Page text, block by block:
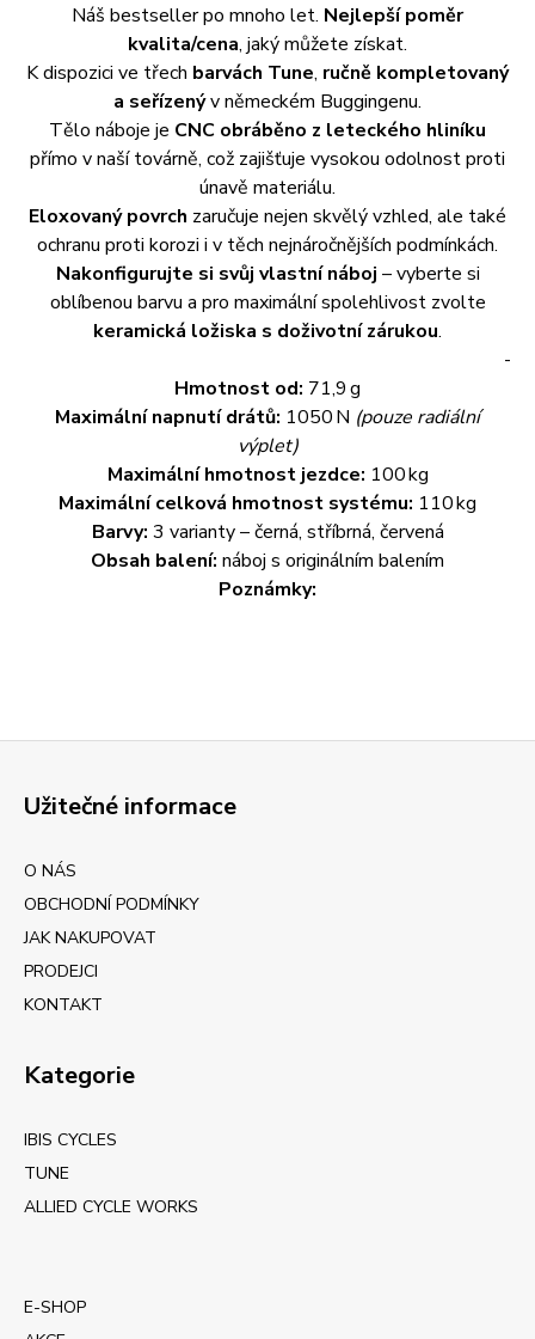
Náš bestseller po mnoho let. Nejlepší poměr
kvalita/cena, jaký můžete získat.
K dispozici ve třech barvách Tune, ručně kompletovaný
a seřízenýv německém Buggingenu.
Tělo náboje je CNC obráběno z leteckého hliníku
přímo v naší továrně, což zajišťuje vysokou odolnost proti
únavě materiálu.
Eloxovaný povrch zaručuje nejen skvělý vzhled, ale také
ochranu proti korozi i v těch nejnáročnějších podmínkách.
Nakonfigurujte si svůj vlastní náboj – vyberte si
oblíbenou barvu a pro maximální spolehlivost zvolte
keramická ložiska s doživotní zárukou.
-
Hmotnost od: 71,9 g
Maximální napnutí drátů: 1050 N (pouze radiální
výplet)
Maximální hmotnost jezdce: 100 kg
Maximální celková hmotnost systému: 110 kg
Barvy: 3 varianty – černá, stříbrná, červená
Obsah balení: náboj s originálním balením
Poznámky:
Užitečné informace
O NÁS
OBCHODNÍ PODMÍNKY
JAK NAKUPOVAT
PRODEJCI
KONTAKT
Kategorie
IBIS CYCLES
TUNE
ALLIED CYCLE WORKS
E-SHOP